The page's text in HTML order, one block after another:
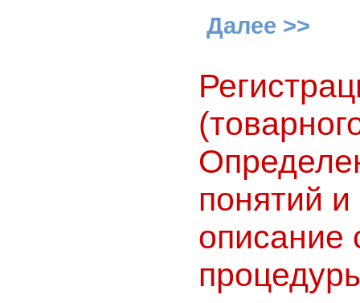
Далее >>
понятий и
описание